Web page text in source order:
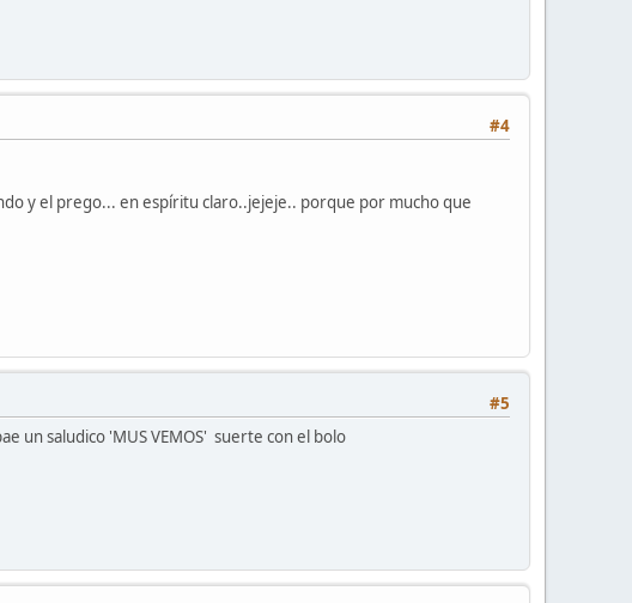
#4
y el prego... en espíritu claro..jejeje.. porque por mucho que
#5
un saludico 'MUS VEMOS' suerte con el bolo